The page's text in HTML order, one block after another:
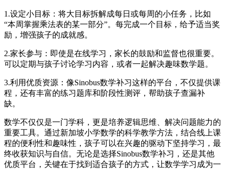
1.设定小目标：将大目标拆解成每日或每周的小任务，比如
“本周掌握乘法表的某一部分”。每完成一个目标，给予适当奖
励，增强孩子的成就感。
2.家长参与：即使是在线学习，家长的鼓励和监督也很重要。
可以定期与孩子讨论学习内容，或者一起解决趣味数学题。
3.利用优质资源：像Sinobus数学补习这样的平台，不仅提供课
程，还有丰富的练习题库和阶段性测评，帮助孩子查漏补
缺。
数学不仅仅是一门学科，更是培养逻辑思维、解决问题能力的
重要工具。通过新加坡小学数学的科学教学方法，结合线上课
程的便利性和趣味性，孩子可以在兴趣的驱动下坚持学习，最
终收获知识与自信。无论是选择Sinobus数学补习，还是其他
优质平台，关键在于找到适合孩子的方式，让数学学习成为一